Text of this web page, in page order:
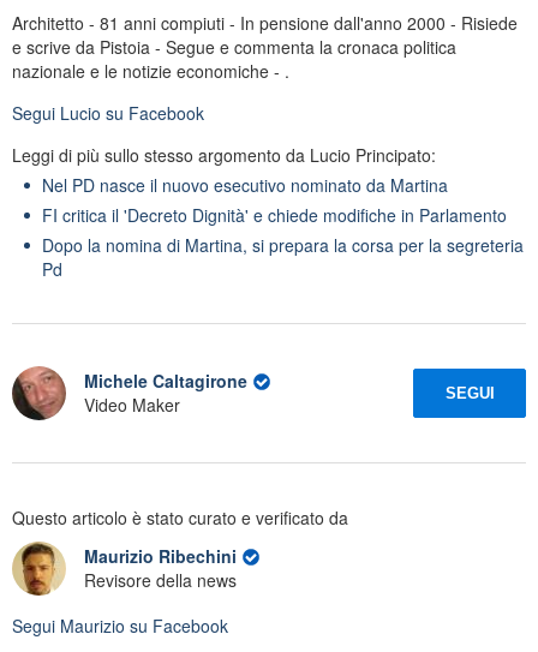
Architetto - 81 anni compiuti - In pensione dall'anno 2000 - Risiede
e scrive da Pistoia - Segue e commenta la cronaca politica
nazionale e le notizie economiche - .
Segui Lucio su Facebook
Leggi di più sullo stesso argomento da Lucio Principato:
Nel PD nasce il nuovo esecutivo nominato da Martina
FI critica il 'Decreto Dignità' e chiede modifiche in Parlamento
Dopo la nomina di Martina, si prepara la corsa per la segreteria
Pd
Michele Caltagirone
Video Maker
SEGUI
Questo articolo è stato curato e verificato da
Maurizio Ribechini
Revisore della news
Segui Maurizio su Facebook